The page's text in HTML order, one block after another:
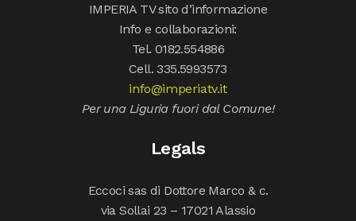
IMPERIA TV sito d’informazione
Info e collaborazioni:
Tel. 0182.554886
Cell. 335.5993573
info@imperiatv.it
Per una Liguria fuori dal Comune!
Legals
Eccoci sas di Dottore Marco & c.
via Sollai 23 – 17021 Alassio